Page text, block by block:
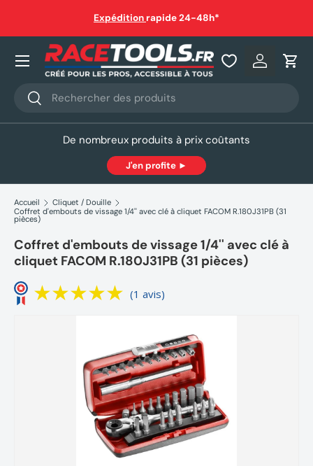
Aller au contenu
Recherche
Rechercher
Se
Nos produits
De nombreux produits à prix coûtants
J'en profite ►
Accueil
Cliquet / Douille
Coffret d'embouts de vissage 1/4'' avec clé à cliquet FACOM R.180J31PB (31
pièces)
Coffret d'embouts de vissage 1/4'' avec clé à
cliquet FACOM R.180J31PB (31 pièces)
(1 avis)